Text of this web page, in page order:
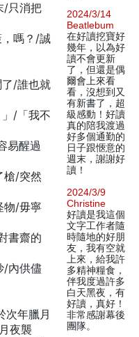
/只消把
嗎？/誠
/誰也就
/「我不
易醒過
槍/突然
物/毋寧
書齋的
/內供儘
次年臘月
夜襲
2024/3/14
Beatlebum
在好讀挖寶好
幾年，以為好
讀不會更新
了，但還是偶
爾會上來看
看，沒想到又
有新書了，超
級感動！好讀
真的陪我渡過
好多個通勤的
日子跟愜意的
週末，謝謝好
讀！
2024/3/9
Christine
好讀是我這個
文字工作者隨
時隨地的好朋
友，我有空就
上來，給我許
多精神糧食，
伴我度過許多
白天黑夜，有
好讀，真好！
非常感謝幕後
團隊。